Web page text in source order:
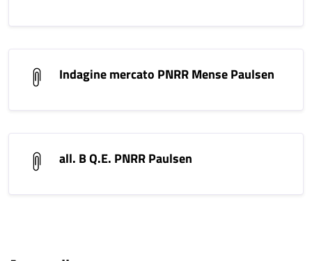
Indagine mercato PNRR Mense Paulsen
all. B Q.E. PNRR Paulsen